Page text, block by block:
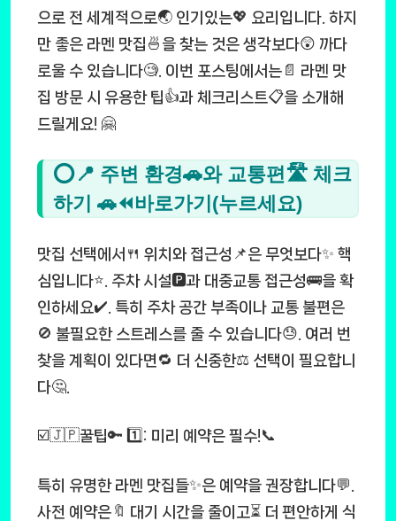
으로 전 세계적으로🌏 인기있는💖 요리입니다. 하지
만 좋은 라멘 맛집🍜을 찾는 것은 생각보다😲 까다
로울 수 있습니다🧐. 이번 포스팅에서는📄 라멘 맛
집 방문 시 유용한 팁👍과 체크리스트📋을 소개해
드릴게요! 🤗
⭕📍 주변 환경🚗와 교통편🛣️ 체크
하기 🚗⏪바로가기(누르세요)
맛집 선택에서🍴 위치와 접근성📌은 무엇보다✨ 핵
심입니다⭐. 주차 시설🅿️과 대중교통 접근성🚌을 확
인하세요✔️. 특히 주차 공간 부족이나 교통 불편은
🚫 불필요한 스트레스를 줄 수 있습니다😓. 여러 번
찾을 계획이 있다면🔁 더 신중한⚖️ 선택이 필요합니
다🤔.
☑️🇯🇵꿀팁🔑 1️⃣: 미리 예약은 필수!📞
특히 유명한 라멘 맛집들✨은 예약을 권장합니다💬.
사전 예약은🔖 대기 시간을 줄이고⏳ 더 편안하게 식